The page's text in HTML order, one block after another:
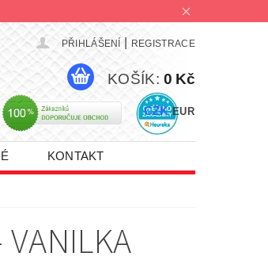
PŘIHLÁŠENÍ REGISTRACE
CZK EUR
KOŠÍK: 0 Kč
KONTAKT
| 2+1 | 3+1
VANILKA